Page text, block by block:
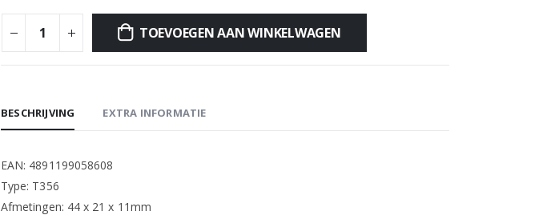
TOEVOEGEN AAN WINKELWAGEN
BESCHRIJVING EXTRA INFORMATIE
EAN: 4891199058608
Type: T356
Afmetingen: 44 x 21 x 11mm